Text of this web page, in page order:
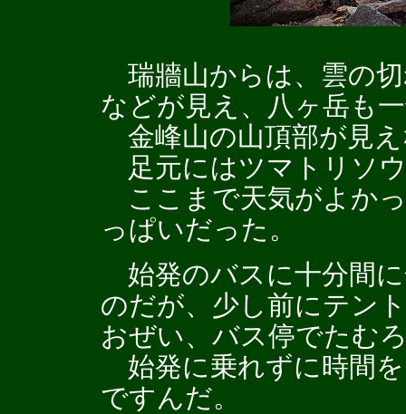
瑞牆山からは、雲の
などが見え、八ヶ岳も
金峰山の山頂部が見
足元にはツマトリソ
ここまで天気がよか
っぱいだった。
始発のバスに十分間
のだが、少し前にテン
おぜい、バス停でたむ
始発に乗れずに時間
ですんだ。